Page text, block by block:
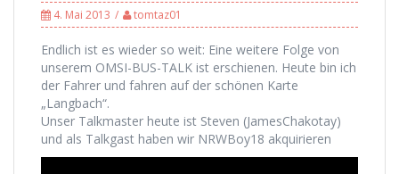
4. Mai 2013 tomtaz01
Endlich ist es wieder so weit: Eine weitere Folge von
unserem OMSI-BUS-TALK ist erschienen. Heute bin ich
der Fahrer und fahren auf der schönen Karte
„Langbach“.
Unser Talkmaster heute ist Steven (JamesChakotay)
und als Talkgast haben wir NRWBoy18 akquirieren